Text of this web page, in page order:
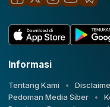
Informasi
Tentang Kami
Pedoman Media Siber